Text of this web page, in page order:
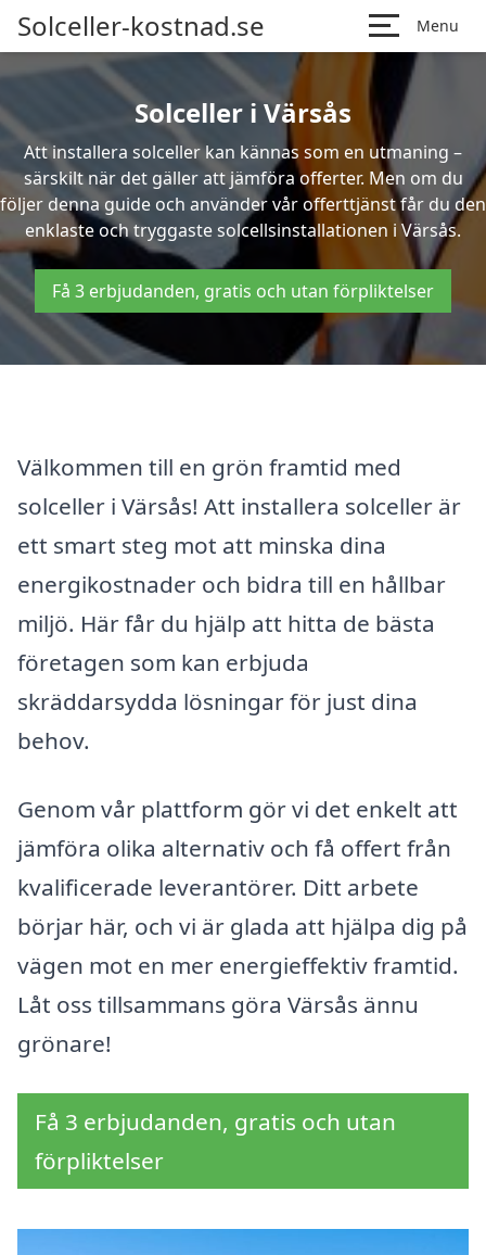
Solceller-kostnad.se Menu
Solceller i Värsås
Att installera solceller kan kännas som en utmaning –
särskilt när det gäller att jämföra offerter. Men om du
följer denna guide och använder vår offerttjänst får du den
enklaste och tryggaste solcellsinstallationen i Värsås.
Få 3 erbjudanden, gratis och utan förpliktelser
Välkommen till en grön framtid med
solceller i Värsås! Att installera solceller är
ett smart steg mot att minska dina
energikostnader och bidra till en hållbar
miljö. Här får du hjälp att hitta de bästa
företagen som kan erbjuda
skräddarsydda lösningar för just dina
behov.
Genom vår plattform gör vi det enkelt att
jämföra olika alternativ och få offert från
kvalificerade leverantörer. Ditt arbete
börjar här, och vi är glada att hjälpa dig på
vägen mot en mer energieffektiv framtid.
Låt oss tillsammans göra Värsås ännu
grönare!
Få 3 erbjudanden, gratis och utan
förpliktelser